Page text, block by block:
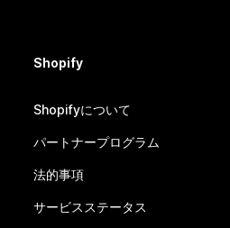
Shopify
Shopifyについて
パートナープログラム
法的事項
サービスステータス